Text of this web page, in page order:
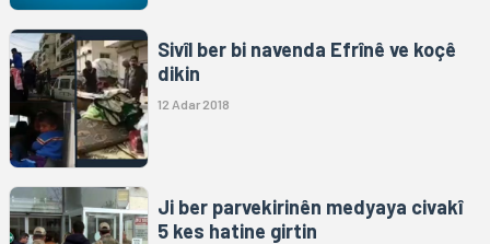
Sivîl ber bi navenda Efrînê ve koçê
dikin
12 Adar 2018
Ji ber parvekirinên medyaya civakî
5 kes hatine girtin